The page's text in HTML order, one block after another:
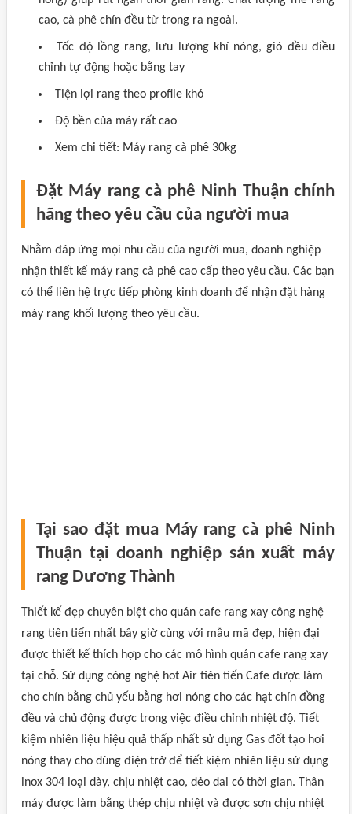
cao, cà phê chín đều từ trong ra ngoài.
Tốc độ lồng rang, lưu lượng khí nóng, gió đều điều
chỉnh tự động hoặc bằng tay
Tiện lợi rang theo profile khó
Độ bền của máy rất cao
Xem chi tiết: Máy rang cà phê 30kg
Đặt Máy rang cà phê Ninh Thuận chính
hãng theo yêu cầu của người mua
Nhằm đáp ứng mọi nhu cầu của người mua, doanh nghiệp
nhận thiết kế máy rang cà phê cao cấp theo yêu cầu. Các bạn
có thể liên hệ trực tiếp phòng kinh doanh để nhận đặt hàng
máy rang khối lượng theo yêu cầu.
Tại sao đặt mua Máy rang cà phê Ninh
Thuận tại doanh nghiệp sản xuất máy
rang Dương Thành
Thiết kế đẹp chuyên biệt cho quán cafe rang xay công nghệ
rang tiên tiến nhất bây giờ cùng với mẫu mã đẹp, hiện đại
được thiết kế thích hợp cho các mô hình quán cafe rang xay
tại chỗ. Sử dụng công nghệ hot Air tiên tiến Cafe được làm
cho chín bằng chủ yếu bằng hơi nóng cho các hạt chín đồng
đều và chủ động được trong việc điều chỉnh nhiệt độ. Tiết
kiệm nhiên liệu hiệu quả thấp nhất sử dụng Gas đốt tạo hơi
nóng thay cho dùng điện trở để tiết kiệm nhiên liệu sử dụng
inox 304 loại dày, chịu nhiệt cao, dẻo dai có thời gian. Thân
máy được làm bằng thép chịu nhiệt và được sơn chịu nhiệt